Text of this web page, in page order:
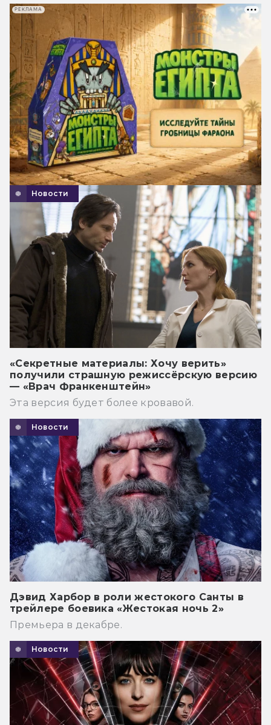
Новости
«Секретные материалы: Хочу верить»
получили страшную режиссёрскую версию
— «Врач Франкенштейн»
Эта версия будет более кровавой.
Новости
Дэвид Харбор в роли жестокого Санты в
трейлере боевика «Жестокая ночь 2»
Премьера в декабре.
Новости
РЕКЛАМА